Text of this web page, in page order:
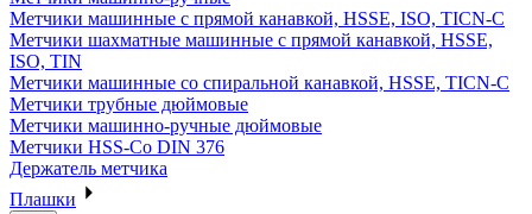
Метчики машинные с прямой канавкой, HSSE, ISO, TICN-C
Метчики шахматные машинные с прямой канавкой, HSSE,
ISO, TIN
Метчики машинные со спиральной канавкой, HSSE, TICN-C
Метчики трубные дюймовые
Метчики машинно-ручные дюймовые
Метчики HSS-Co DIN 376
Держатель метчика
Плашки